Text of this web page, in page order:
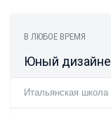
В ЛЮБОЕ ВРЕМЯ
Юный
Итальянская